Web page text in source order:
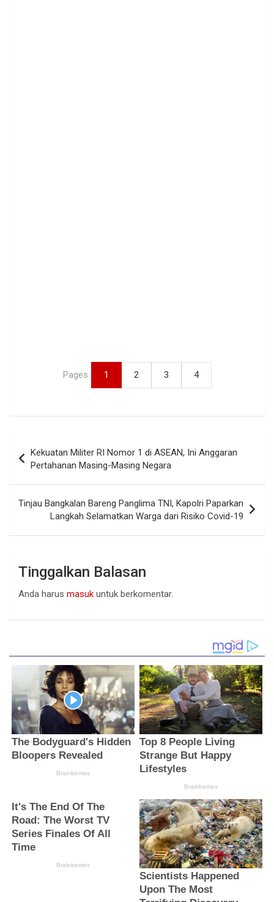
Pages: 1 2 3 4
pos
Kekuatan Militer RI Nomor 1 di ASEAN, Ini Anggaran
Pertahanan Masing-Masing Negara
Tinjau Bangkalan Bareng Panglima TNI, Kapolri Paparkan
Langkah Selamatkan Warga dari Risiko Covid-19
Tinggalkan Balasan
Anda harus masuk untuk berkomentar.